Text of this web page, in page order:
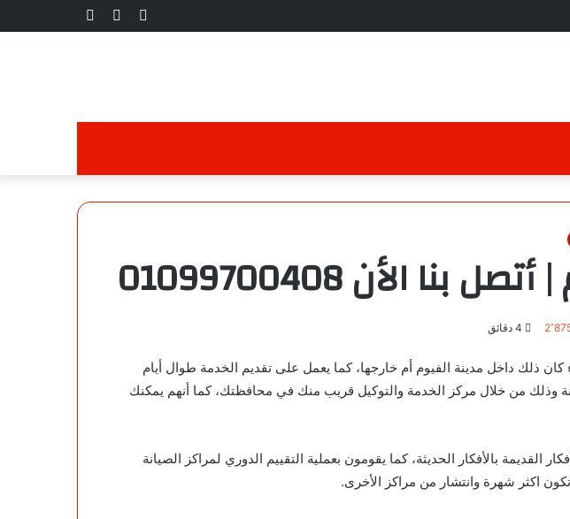
مقال تسجيل
01099700408
كان ذلك داخل مدينة الفيوم أم خارجها، كما يعمل على تقديم الخدمة طوال أيام
وذلك من خلال مركز الخدمة والتوكيل قريب منك في محافظتك، كما أنهم يمكنك
بالأفكار الحديثة، كما يقومون بعملية التقييم الدوري لمراكز الصيانة
اكثر شهرة وانتشار من مراكز الأخرى.